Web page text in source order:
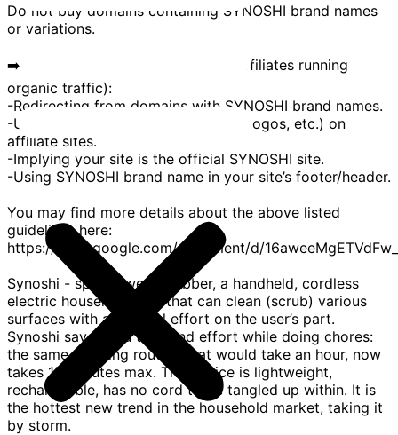
Do not buy domains containing SYNOSHI brand names
or variations.
➡️ Other Prohibited Practices (for affiliates running
organic traffic):
-Redirecting from domains with SYNOSHI brand names.
-Use of SYNOSHI design elements (logos, etc.) on
affiliate sites.
-Implying your site is the official SYNOSHI site.
-Using SYNOSHI brand name in your site’s footer/header.
You may find more details about the above listed
guidelines here:
https://docs.google.com/document/d/
Synoshi - spin power scrubber, a handheld, cordless
electric household tool that can clean (scrub) various
surfaces with a minimal effort on the user’s part.
Synoshi saves you time and effort while doing chores:
the same cleaning routine that would take an hour, now
takes 15 minutes max. The device is lightweight,
rechargeable, has no cord to be tangled up within. It is
the hottest new trend in the household market, taking it
by storm.